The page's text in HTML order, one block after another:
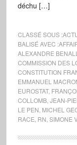
déchu […]
CLASSÉ SOUS :
BALISÉ AVEC :
ALEXANDRE
COMMISSION DES
CONSTITUTION
EMMANUEL
EUROSTAT,
COLLOMB, JEAN-
LE PEN MICHEL
RACE RN SIMONE